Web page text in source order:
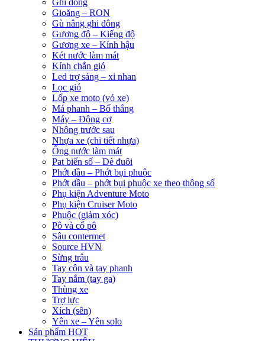
Gioăng – RON
Gù nâng ghi đông
Gương độ – Kiếng độ
Gương xe – Kính hậu
Két nước làm mát
Kính chắn gió
Led trợ sáng – xi nhan
Lọc gió
Lốp xe moto (vỏ xe)
Má phanh – Bố thắng
Máy – Động cơ
Nhông trước sau
Nhựa xe (chi tiết nhựa)
Ống nước làm mát
Pat biển số – Dè đuôi
Phớt dầu – Phớt bụi phuộc
Phớt dầu – phớt bụi phuộc xe theo thông số
Phụ kiện Adventure Moto
Phụ kiện Cruiser Moto
Phuộc (giảm xóc)
Pô và cổ pô
Sâu contermet
Source HVN
Sừng trâu
Tay côn và tay phanh
Tay nắm (tay ga)
Thùng xe
Trợ lực
Xích (sên)
Yên xe – Yên solo
Sản phẩm HOT